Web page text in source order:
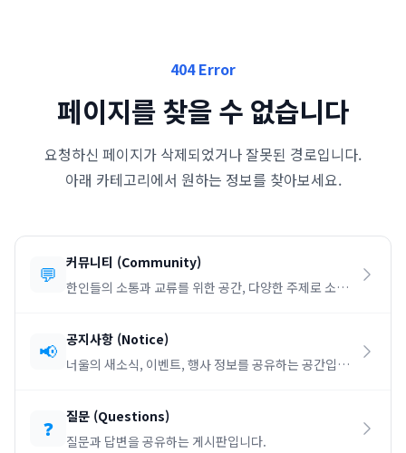
404 Error
페이지를 찾을 수 없습니다
요청하신 페이지가 삭제되었거나 잘못된 경로입니다.
아래 카테고리에서 원하는 정보를 찾아보세요.
💬 커뮤니티 (Community)
한인들의 소통과 교류를 위한 공간, 다양한 주제로 소통
📢 공지사항 (Notice)
너울의 새소식, 이벤트, 행사 정보를 공유하는 공간입니
❓ 질문 (Questions)
질문과 답변을 공유하는 게시판입니다.